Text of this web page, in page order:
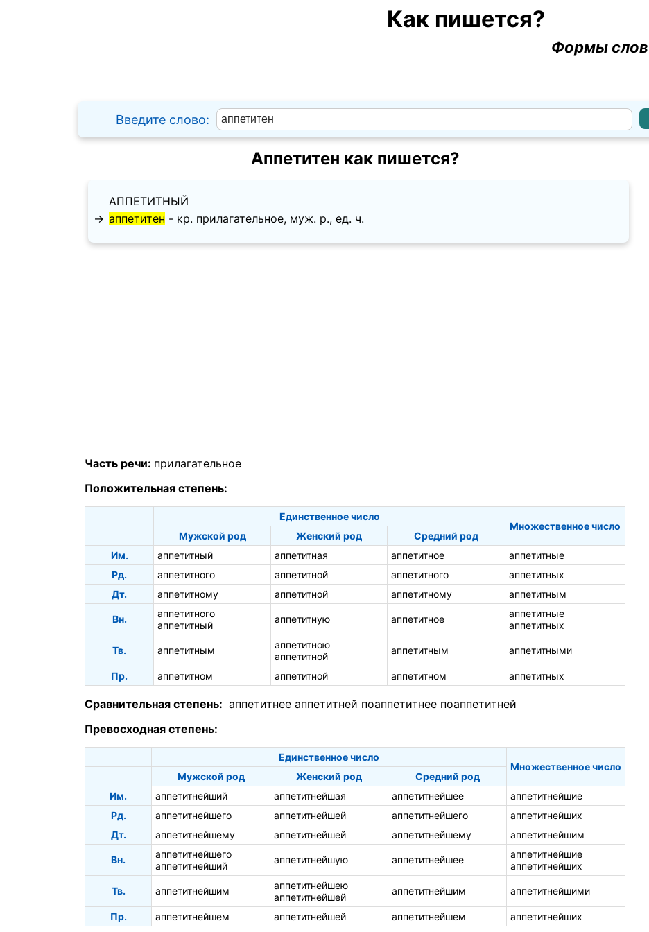
Как пишется?
Формы слов
Введите слово:
Аппетитен как пишется?
АППЕТИТНЫЙ
→ аппетитен - кр. прилагательное, муж. p., ед. ч.
Часть речи: прилагательное
Положительная степень:
Единственное число
Множественное число
Мужской род
Женский род
Средний род
Им.
аппетитный аппетитная аппетитное
аппетитные
Рд.
аппетитного аппетитной аппетитного
аппетитных
Дт.
аппетитному аппетитной аппетитному аппетитным
Вн.
аппетитного
аппетитный
аппетитную аппетитное
аппетитные
аппетитных
Тв. аппетитным
аппетитною
аппетитной
аппетитным аппетитными
Пр. аппетитном аппетитной аппетитном аппетитных
Сравнительная степень: аппетитнее аппетитней поаппетитнее поаппетитней
Превосходная степень:
Единственное число
Множественное число
Мужской род
Женский род
Средний род
Им.
аппетитнейший аппетитнейшая аппетитнейшее
аппетитнейшие
Рд.
аппетитнейшего аппетитнейшей аппетитнейшего
аппетитнейших
Дт.
аппетитнейшему аппетитнейшей аппетитнейшему аппетитнейшим
Вн.
аппетитнейшего
аппетитнейший
аппетитнейшую аппетитнейшее
аппетитнейшие
аппетитнейших
Тв. аппетитнейшим
аппетитнейшею
аппетитнейшей
аппетитнейшим аппетитнейшими
Пр. аппетитнейшем аппетитнейшей аппетитнейшем аппетитнейших